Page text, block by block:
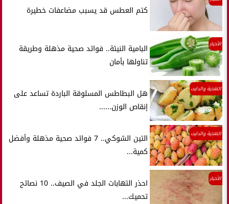
كتم العطس قد يسبب مضاعفات خطيرة
الأخبار
البامية النيئة.. فوائد صحية مذهلة وطريقة
تناولها بأمان
التغذية والدايت
هل البطاطس المسلوقة الباردة تساعد على
إنقاص الوزن......
التغذية والدايت
التين الشوكي.. 7 فوائد صحية مذهلة وأفضل
كمية...
الأخبار
احذر التهابات الجلد في الصيف.. 10 نصائح
تحميك...